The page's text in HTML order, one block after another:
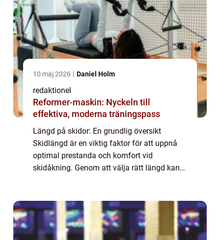
10 maj 2026 Daniel Holm
redaktionel
Reformer-maskin: Nyckeln till
effektiva, moderna träningspass
Längd på skidor: En grundlig översikt
Skidlängd är en viktig faktor för att uppnå
optimal prestanda och komfort vid
skidåkning. Genom att välja rätt längd kan
backen....